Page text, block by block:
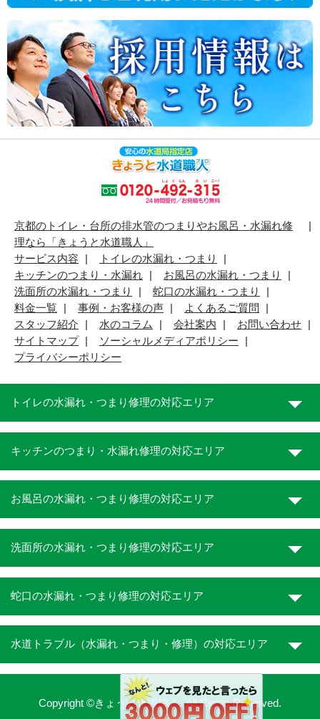
京都のトイレ・台所の排水管のつまりやお風呂・水漏れ修
理なら「きょうと水道職人」
サービス内容
トイレの水漏れ・つまり
キッチンのつまり・水漏れ
お風呂の水漏れ・つまり
洗面所の水漏れ・つまり
蛇口の水漏れ・つまり
料金一覧
事例・お客様の声
よくあるご質問
スタッフ紹介
水のコラム 会社案内
お問い合わせ
サイトマップ
ソーシャルメディアポリシー
プライバシーポリシー
トイレの水漏れ・つまり修理の対応エリア
キッチンのつまり・水漏れ修理の対応エリア
お風呂の水漏れ・つまり修理の対応エリア
洗面所の水漏れ・つまり修理の対応エリア
蛇口の水漏れ・つまり修理の対応エリア
水道トラブル（水漏れ・つまり・修理）の対応エリア
Copyright ©きょうと水道職人. All Rights Reserved.